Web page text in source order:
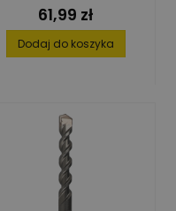
Cena
61,99 zł
Dodaj do koszyka